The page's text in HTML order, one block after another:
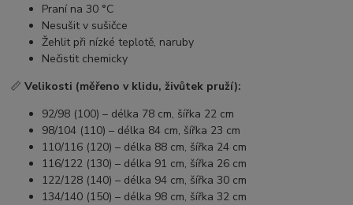
Praní na 30 °C
Nesušit v sušičce
Žehlit při nízké teplotě, naruby
Nečistit chemicky
📏Velikosti (měřeno v klidu, živůtek pruží):
92/98 (100) – délka 78 cm, šířka 22 cm
98/104 (110) – délka 84 cm, šířka 23 cm
110/116 (120) – délka 88 cm, šířka 24 cm
116/122 (130) – délka 91 cm, šířka 26 cm
122/128 (140) – délka 94 cm, šířka 30 cm
134/140 (150) – délka 98 cm, šířka 32 cm